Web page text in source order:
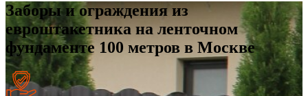
Заборы и ограждения из
евроштакетника на ленточном
фундаменте 100 метров в Москве